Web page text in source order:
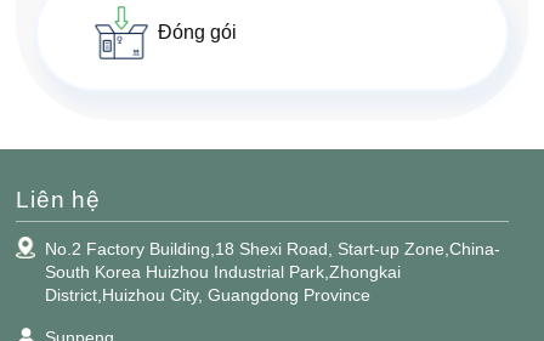
Đóng gói
Liên hệ
No.2 Factory Building,18 Shexi Road, Start-up Zone,China-
South Korea Huizhou Industrial Park,Zhongkai
District,Huizhou City, Guangdong Province
Sunpeng